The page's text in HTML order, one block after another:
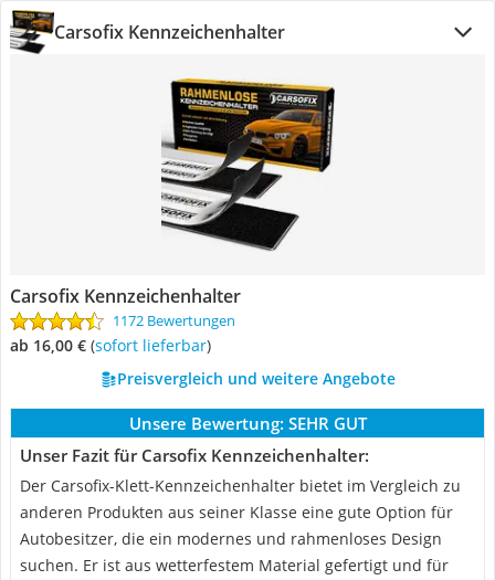
Carsofix Kennzeichenhalter
Carsofix Kennzeichenhalter
1172 Bewertungen
ab 16,00 € ( Sofort lieferbar)
Preisvergleich und weitere Angebote
Unsere Bewertung: SEHR GUT
Unser Fazit für Carsofix Kennzeichenhalter:
Der Carsofix-Klett-Kennzeichenhalter bietet im Vergleich zu
anderen Produkten aus seiner Klasse eine gute Option für
Autobesitzer, die ein modernes und rahmenloses Design
suchen. Er ist aus wetterfestem Material gefertigt und für